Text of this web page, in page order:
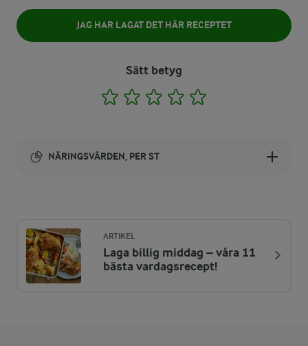
JAG HAR LAGAT DET HÄR RECEPTET
Sätt betyg
1 2 3 4
NÄRINGSVÄRDEN, PER ST
ENERGIDISTRIBUTION %
NÄRINGSVÄRDEN PER ST
ARTIKEL
Laga billig middag – våra 11
bästa vardagsrecept!